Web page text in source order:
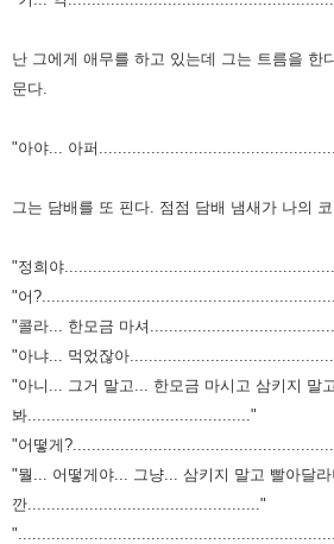
난 그에게 애무를 하고 있는데 그는 트름을 한
문다.
"아야... 아퍼
그는 담배를 또 핀다. 점점 담배 냄새가 나의
"정희야
"어
"콜라... 한모금 마셔
"아냐... 먹었잖아
"아니... 그거 말고... 한모금 마시고 삼키지 말
봐..............................................."
"어떻게
"뭘... 어떻게야... 그냥... 삼키지 말고 빨아달라
깐................................................."